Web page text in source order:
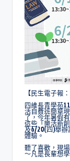
【民生電子報
四維長青學苑
活自費班簡章
了，今年暑假
這些「樂活新
及6/20(四)舉辦
體驗。
聽了喜歡，現
～凡是長輩想